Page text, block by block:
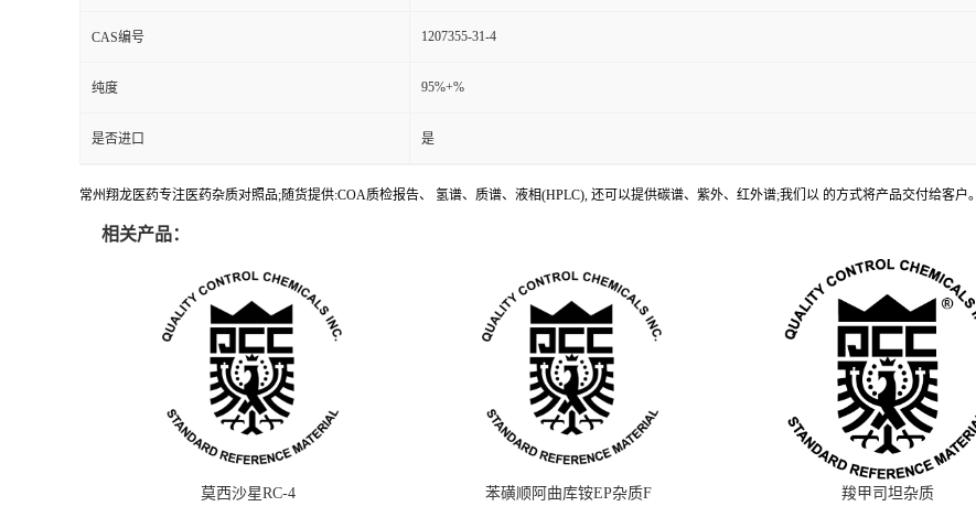
CAS编号 1207355-31-4
纯度 95%+%
是否进口 是
常州翔龙医药专注医药杂质对照品;随货提供:COA质检报告、 氢谱、质谱、液相(HPLC), 还可以提供碳谱、紫外、红外谱;我们以 的方式将产品交付给客户。
相关产品：
莫西沙星RC-4 苯磺顺阿曲库铵EP杂质F 羧甲司坦杂质